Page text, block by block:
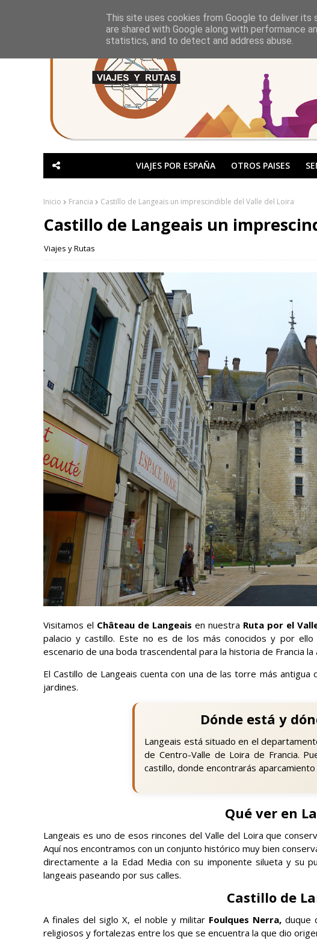
VIAJES POR ESPAÑA OTROS PAISES
Inicio Francia Castillo de Langeais un imprescindible del Valle del Loira
Castillo de Langeais un
Viajes y Rutas
Visitamos el Château de Langeais en nuestra Ruta por el
palacio y castillo. Este no es de los más conocidos y por
escenario de una boda trascendental para la historia de Francia
El Castillo de Langeais cuenta con una de las torre más
jardines.
Dónde está y
Langeais está situado en el
de Centro-Valle de Loira de Francia.
castillo, donde encontrarás
Qué ver en
Langeais es uno de esos rincones del Valle del Loira que
Aquí nos encontramos con un conjunto histórico muy bien
directamente a la Edad Media con su imponente silueta y su
langeais paseando por sus calles.
Castillo de
A finales del siglo X, el noble y militar Foulques Nerra, duque
religiosos y fortalezas entre los que se encuentra la que dio
This site uses cookies from Google to deliver its
are shared with Google along with performance
statistics, and to detect and address abuse.